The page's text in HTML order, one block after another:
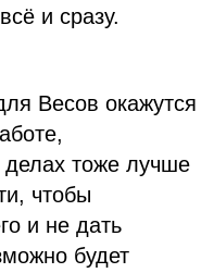
и сразу.
Весов окажутся
тоже лучше
чтобы
и не дать
будет